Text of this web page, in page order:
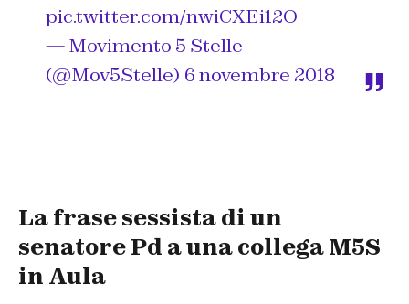
pic.twitter.com/nwiCXEi12O
— Movimento 5 Stelle
(@Mov5Stelle) 6 novembre 2018
La frase sessista di un
senatore Pd a una collega M5S
in Aula